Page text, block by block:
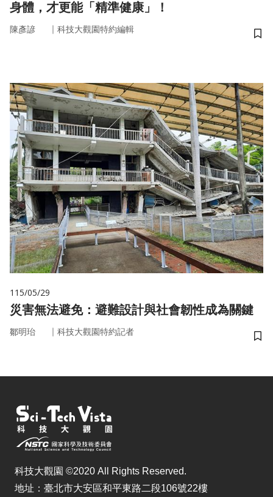
身體，才更能「精準健康」！
陳彥諺 ｜ 科技大觀園特約編輯
儲
115/05/29
災害無法避免：避難設計與社會韌性成為關鍵
鄒明珆 ｜ 科技大觀園特約記者
儲
科技大觀園 ©2020 All Rights Reserved.
地址：臺北市大安區和平東路二段106號22樓